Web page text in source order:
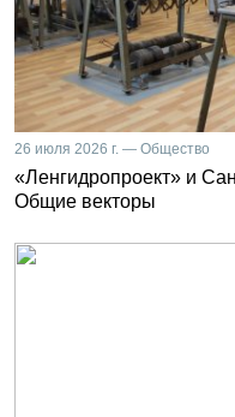
26 июля 2026 г. — Общество
«Ленгидропроект» и
Общие векторы